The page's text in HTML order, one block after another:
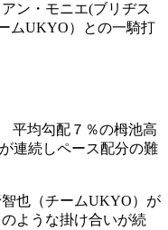
ン・モニエ(ブリヂス
ムUKYO）との一騎打
平均勾配７％の栂池高
連続しペース配分の難
也（チームUKYO）が
ような掛け合いが続